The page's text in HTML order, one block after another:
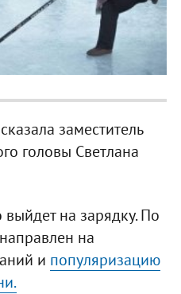
заместитель
головы Светлана
на зарядку. По
на
и популяризацию